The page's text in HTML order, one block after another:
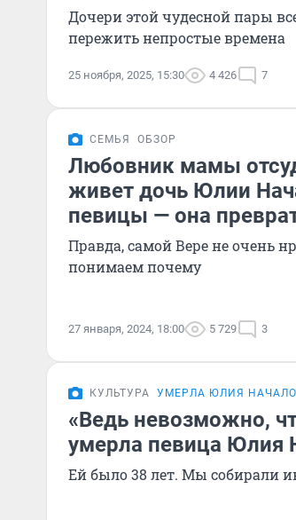
Дочери этой чудесной пары
пережить непростые времена
25 ноября, 2025, 15:30 4 426 7
СЕМЬЯ ОБЗОР
Любовник мамы
живет дочь Юлии
певицы — она
Правда, самой Вере не очень
понимаем почему
27 января, 2024, 18:00 5 729 3
КУЛЬТУРА УМЕРЛА ЮЛИЯ
«Ведь невозможно,
умерла певица Юлия
Ей было 38 лет. Мы собирали